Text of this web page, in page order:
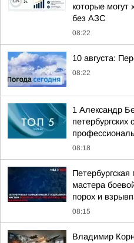
которые могут
без АЗС
08:22
10 августа:
08:22
1 Александр
петербургских
08:18
мастера
порох и
08:15
Владимир